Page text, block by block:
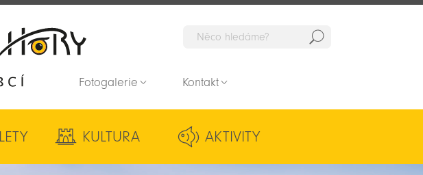
Fotogalerie Kontakt
KULTURA AKTIVITY